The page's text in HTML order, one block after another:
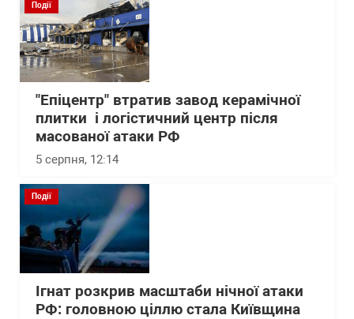
Події
"Епіцентр" втратив завод керамічної
плитки і логістичний центр після
масованої атаки РФ
5 серпня, 12:14
Події
Ігнат розкрив масштаби нічної атаки
РФ: головною ціллю стала Київщина